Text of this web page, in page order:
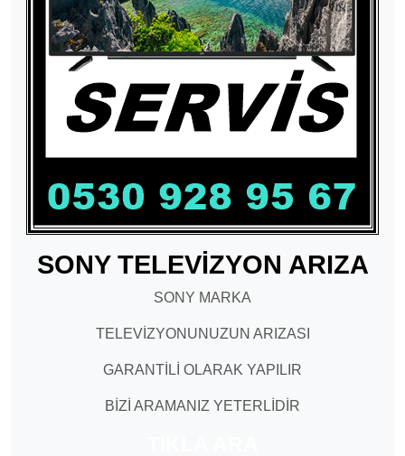
SONY TELEVİZYON ARIZA
SONY MARKA
TELEVİZYONUNUZUN ARIZASI
GARANTİLİ OLARAK YAPILIR
BİZİ ARAMANIZ YETERLİDİR